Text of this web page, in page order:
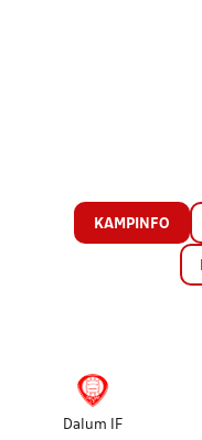
KAMPINFO
Dalum IF